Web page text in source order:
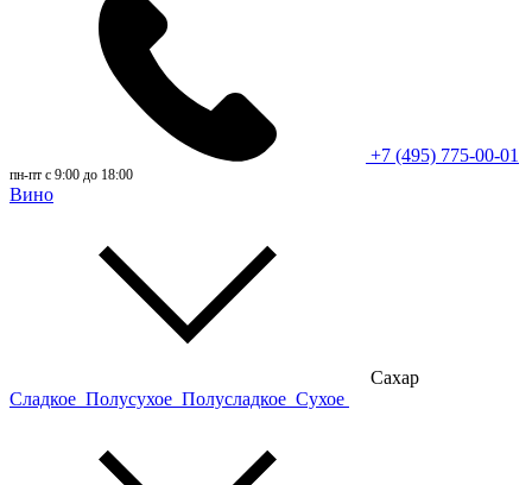
+7 (495) 775-00-01
пн-пт с 9:00 до 18:00
Вино
Сахар
Сладкое Полусухое Полусладкое Сухое